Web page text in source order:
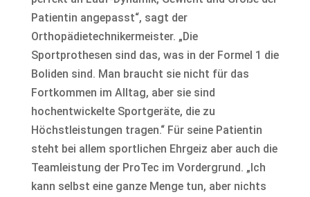
Patientin angepasst“, sagt der
Orthopädietechnikermeister. „Die
Sportprothesen sind das, was in der Formel 1 die
Boliden sind. Man braucht sie nicht für das
Fortkommen im Alltag, aber sie sind
hochentwickelte Sportgeräte, die zu
Höchstleistungen tragen.“ Für seine Patientin
steht bei allem sportlichen Ehrgeiz aber auch die
Teamleistung der ProTec im Vordergrund. „Ich
kann selbst eine ganze Menge tun, aber nichts